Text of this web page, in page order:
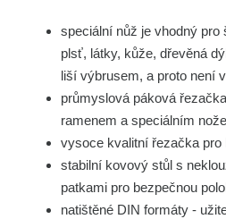
speciální nůž je vhodný pro
plsť, látky, kůže, dřevěná
liší výbrusem, a proto není
průmyslová páková
ramenem a speciálním
vysoce kvalitní řezačka
stabilní kovový stůl s
patkami pro bezpečnou
natištěné DIN formáty -